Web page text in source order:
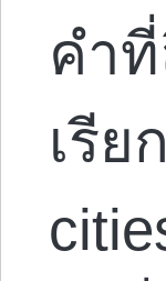
คำ
เรีย